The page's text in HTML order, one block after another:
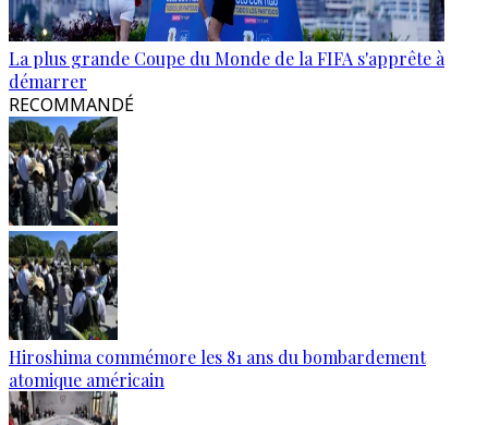
La plus grande Coupe du Monde de la FIFA s'apprête à
démarrer
RECOMMANDÉ
Hiroshima commémore les 81 ans du bombardement
atomique américain